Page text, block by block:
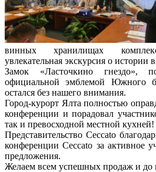
винных хранилищах
увлекательная экскурсия о истории
Замок «Ласточкино гнездо»,
официальной эмблемой Южного
остался без нашего внимания.
Город-курорт Ялта полностью
конференции и порадовал
так и превосходной местной кухней!
Представительство Ceccato
конференции Ceccato за активное
предложения.
Желаем всем успешных продаж и до